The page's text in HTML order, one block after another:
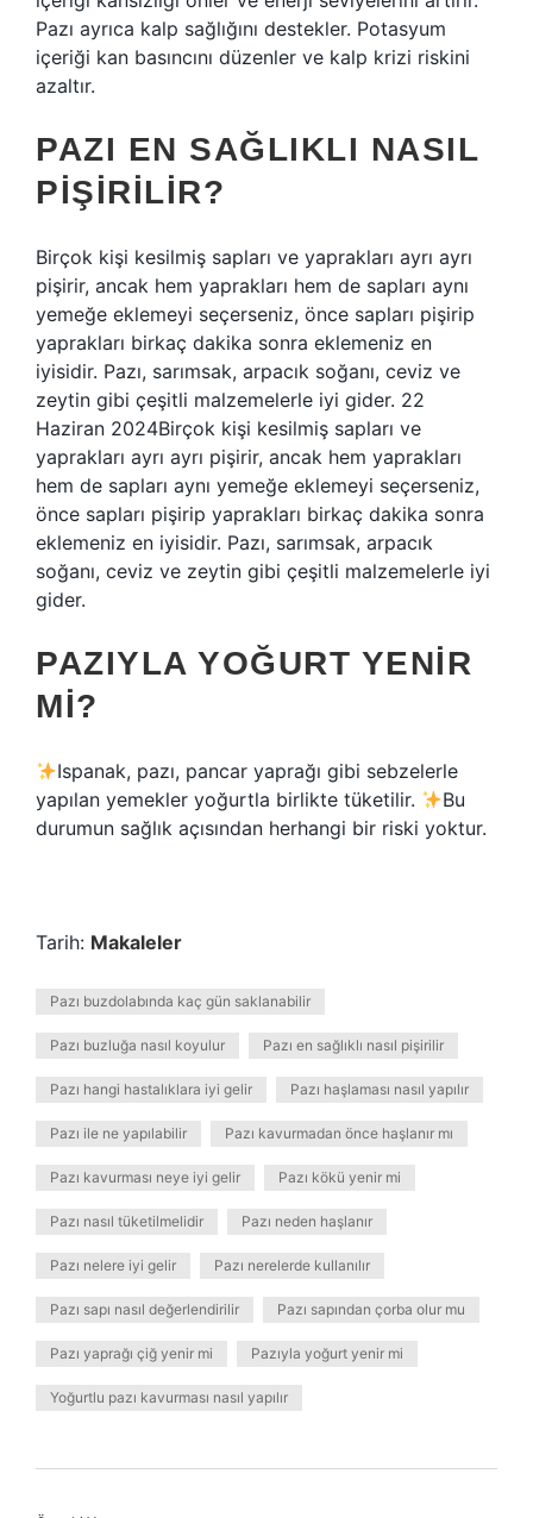
Pazı ayrıca kalp sağlığını destekler. Potasyum
içeriği kan basıncını düzenler ve kalp krizi riskini
azaltır.
PAZI EN SAĞLIKLI NASIL
PIŞIRILIR?
Birçok kişi kesilmiş sapları ve yaprakları ayrı ayrı
pişirir, ancak hem yaprakları hem de sapları aynı
yemeğe eklemeyi seçerseniz, önce sapları pişirip
yaprakları birkaç dakika sonra eklemeniz en
iyisidir. Pazı, sarımsak, arpacık soğanı, ceviz ve
zeytin gibi çeşitli malzemelerle iyi gider. 22
Haziran 2024Birçok kişi kesilmiş sapları ve
yaprakları ayrı ayrı pişirir, ancak hem yaprakları
hem de sapları aynı yemeğe eklemeyi seçerseniz,
önce sapları pişirip yaprakları birkaç dakika sonra
eklemeniz en iyisidir. Pazı, sarımsak, arpacık
soğanı, ceviz ve zeytin gibi çeşitli malzemelerle iyi
gider.
PAZIYLA YOĞURT YENIR
MI?
Ispanak, pazı, pancar yaprağı gibi sebzelerle
yapılan yemekler yoğurtla birlikte tüketilir.
Bu
durumun sağlık açısından herhangi bir riski yoktur.
Tarih: Makaleler
Pazı buzdolabında kaç gün saklanabilir
Pazı buzluğa nasıl koyulur Pazı en sağlıklı nasıl pişirilir
Pazı hangi hastalıklara iyi gelir Pazı haşlaması nasıl yapılır
Pazı ile ne yapılabilir Pazı kavurmadan önce haşlanır mı
Pazı kavurması neye iyi gelir Pazı kökü yenir mi
Pazı nasıl tüketilmelidir Pazı neden haşlanır
Pazı nelere iyi gelir Pazı nerelerde kullanılır
Pazı sapı nasıl değerlendirilir Pazı sapından çorba olur mu
Pazı yaprağı çiğ yenir mi Pazıyla yoğurt yenir mi
Yoğurtlu pazı kavurması nasıl yapılır